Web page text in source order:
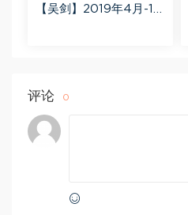
【吴剑】2019年4月-11
评论 0